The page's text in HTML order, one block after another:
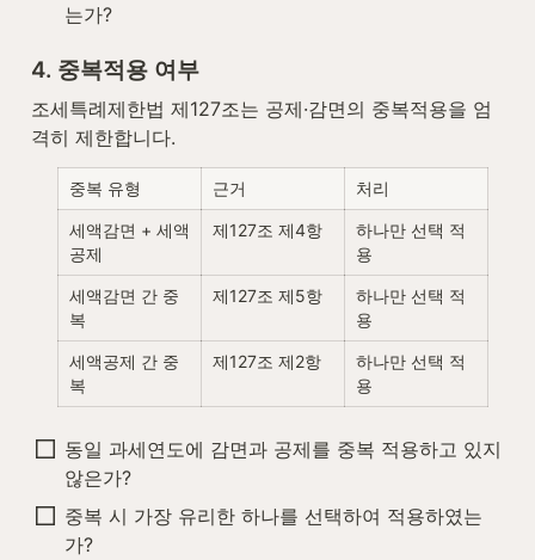
는가?
4. 중복적용 여부
조세특례제한법 제127조는 공제·감면의 중복적용을 엄
격히 제한합니다.
중복 유형 근거 처리
세액감면 + 세액
공제
제127조 제4항
하나만 선택 적
용
세액감면 간 중
복
제127조 제5항
하나만 선택 적
용
세액공제 간 중
복
제127조 제2항
하나만 선택 적
용
동일 과세연도에 감면과 공제를 중복 적용하고 있지
않은가?
중복 시 가장 유리한 하나를 선택하여 적용하였는
가?